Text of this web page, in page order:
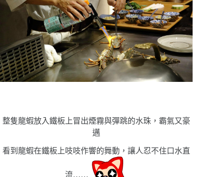
整隻龍蝦放入鐵板上冒出煙霧與彈跳的水珠，霸氣又豪
邁
看到龍蝦在鐵板上吱吱作響的舞動，讓人忍不住口水直
流……